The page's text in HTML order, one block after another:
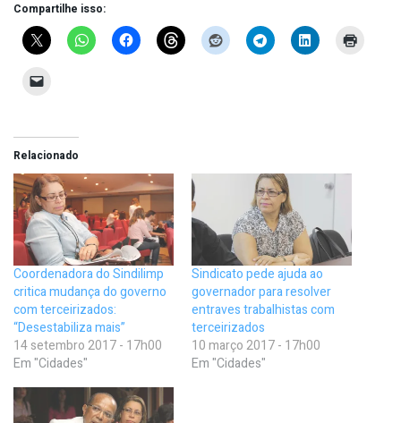
Compartilhe isso:
Relacionado
Coordenadora do Sindilimp
critica mudança do governo
com terceirizados:
“Desestabiliza mais”
14 setembro 2017 - 17h00
Em "Cidades"
Sindicato pede ajuda ao
governador para resolver
entraves trabalhistas com
terceirizados
10 março 2017 - 17h00
Em "Cidades"